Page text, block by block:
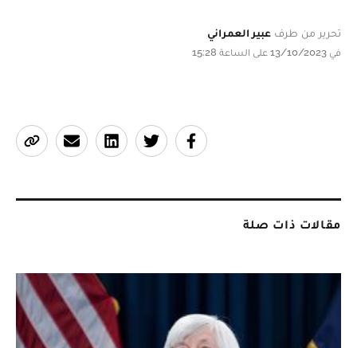
تحرير من طرف عبير العمراني
في 13/10/2023 على الساعة 15:28
مقالات ذات صلة